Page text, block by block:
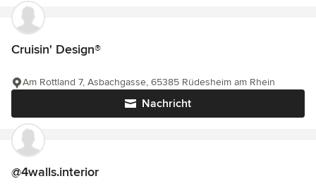
Cruisin' Design®
Nachricht
Am Rottland 7, Asbachgasse, 65385 Rüdesheim am Rhein
@4walls.interior